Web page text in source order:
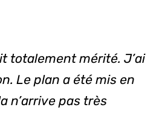
totalement mérité. J’ai
Le plan a été mis en
n’arrive pas très